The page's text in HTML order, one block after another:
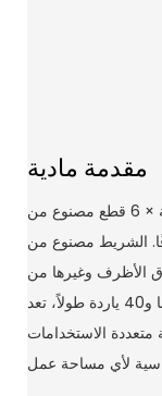
مقدمة مادية
الشريط فائق الوضوح مقاس 25 مم × 40 سنة × 6 قطع مصنوع من
الشريط مصنوع من
الأظرف وغيرها من
المهام المنزلية أو المكتبية. بأبعاد 25 مم عرضًا و40 ياردة طولاً، تعد
أشرطة إضافة متعددة الاستخدامات